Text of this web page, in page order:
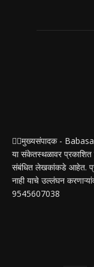
✍🏻मुख्यसंपादक -
या संकेतस्थळावर
संबंधित लेखकांकडे आहेत.
नाही याचे उल्लंघन
9545607038